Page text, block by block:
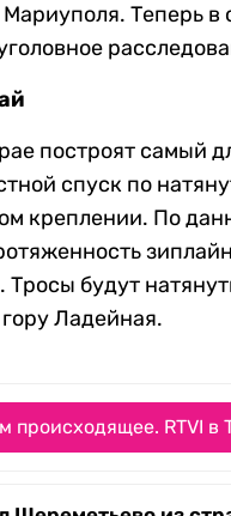
Мариуполя. Теперь в
построят самый
спуск по
креплении. По
Тросы будут
Ладейная.
происходящее. RTVI в